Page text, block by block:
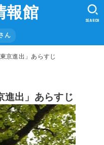
報館
ん
SEARCH
京進出」あらすじ
進出」あらすじ